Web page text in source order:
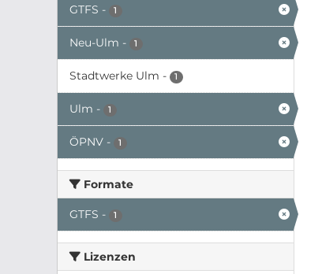
GTFS - 1
Neu-Ulm - 1
Stadtwerke Ulm - 1
Ulm - 1
ÖPNV - 1
Formate
GTFS - 1
Lizenzen